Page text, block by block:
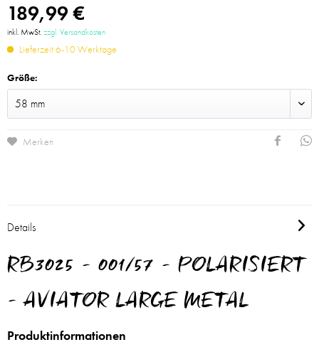
189,99 €
inkl. MwSt.zzgl. Versandkosten
Lieferzeit 6-10 Werktage
Größe:
Merken
Details
RB3025 - 001/57 - POLARISIERT
- AVIATOR LARGE METAL
Produktinformationen